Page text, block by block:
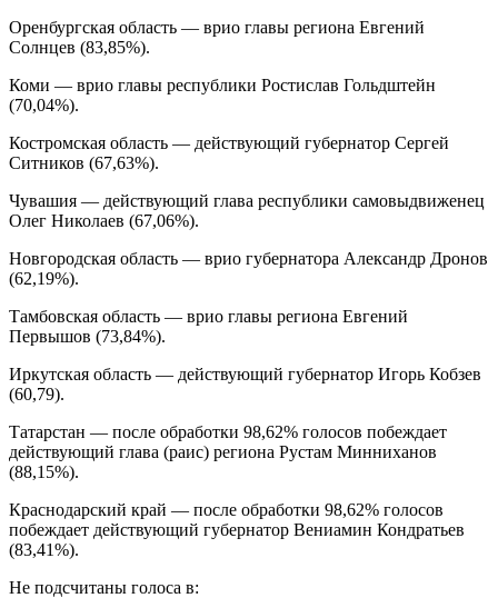
Оренбургская область — врио главы региона Евгений
Солнцев (83,85%).
Коми — врио главы республики Ростислав Гольдштейн
(70,04%).
Костромская область — действующий губернатор Сергей
Ситников (67,63%).
Чувашия — действующий глава республики самовыдвиженец
Олег Николаев (67,06%).
Новгородская область — врио губернатора Александр Дронов
(62,19%).
Тамбовская область — врио главы региона Евгений
Первышов (73,84%).
Иркутская область — действующий губернатор Игорь Кобзев
(60,79).
Татарстан — после обработки 98,62% голосов побеждает
действующий глава (раис) региона Рустам Минниханов
(88,15%).
Краснодарский край — после обработки 98,62% голосов
побеждает действующий губернатор Вениамин Кондратьев
(83,41%).
Не подсчитаны голоса в: